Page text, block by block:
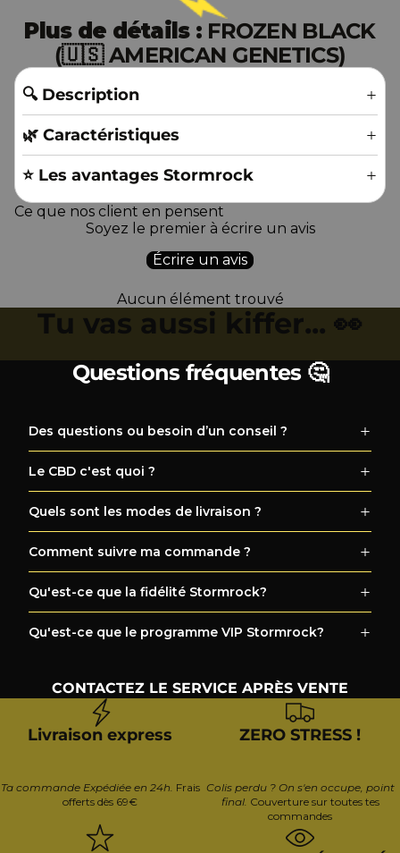
Plus de détails : FROZEN BLACK
(🇺🇸 AMERICAN GENETICS)
🔍 Description
🌿 Caractéristiques
⭐️ Les avantages Stormrock
Ce que nos client en pensent
Soyez le premier à écrire un avis
Écrire un avis
Aucun élément trouvé
Tu vas aussi kiffer... 👀
Questions fréquentes 🤔
Des questions ou besoin d’un conseil ?
Le CBD c'est quoi ?
Quels sont les modes de livraison ?
Comment suivre ma commande ?
Qu'est-ce que la fidélité Stormrock?
Qu'est-ce que le programme VIP Stormrock?
CONTACTEZ LE SERVICE APRÈS VENTE
Livraison express
Ta commande Expédiée en 24h. Frais
offerts dès 69€
ZERO STRESS !
Colis perdu ? On s'en occupe, point
final. Couverture sur toutes tes
commandes